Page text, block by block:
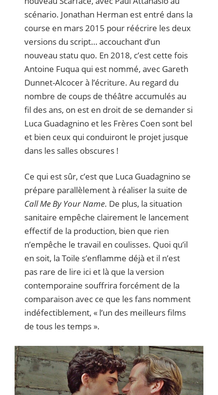
scénario. Jonathan Herman est entré dans la
course en mars 2015 pour réécrire les deux
versions du script… accouchant d’un
nouveau statu quo. En 2018, c’est cette fois
Antoine Fuqua qui est nommé, avec Gareth
Dunnet-Alcocer à l’écriture. Au regard du
nombre de coups de théâtre accumulés au
fil des ans, on est en droit de se demander si
Luca Guadagnino et les Frères Coen sont bel
et bien ceux qui conduiront le projet jusque
dans les salles obscures !
Ce qui est sûr, c’est que Luca Guadagnino se
prépare parallèlement à réaliser la suite de
Call Me By Your Name. De plus, la situation
sanitaire empêche clairement le lancement
effectif de la production, bien que rien
n’empêche le travail en coulisses. Quoi qu’il
en soit, la Toile s’enflamme déjà et il n’est
pas rare de lire ici et là que la version
contemporaine souffrira forcément de la
comparaison avec ce que les fans nomment
indéfectiblement, « l’un des meilleurs films
de tous les temps ».